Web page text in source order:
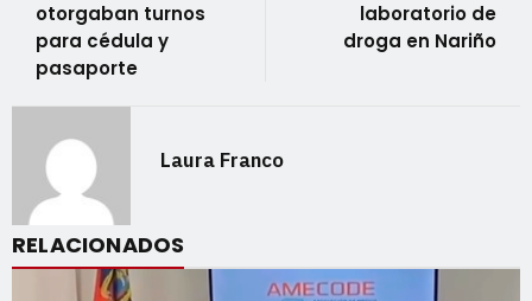
otorgaban turnos
para cédula y
pasaporte
laboratorio de
droga en Nariño
Laura Franco
RELACIONADOS